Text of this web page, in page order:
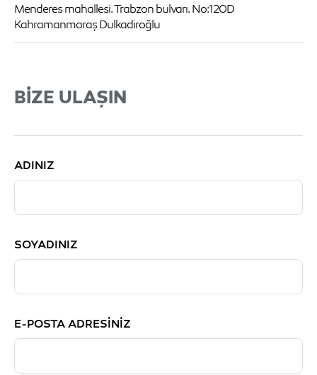
Menderes mahallesi. Trabzon bulvarı. No:120D
Kahramanmaraş Dulkadiroğlu
BIZE ULAŞIN
ADINIZ
SOYADINIZ
E-POSTA ADRESINIZ